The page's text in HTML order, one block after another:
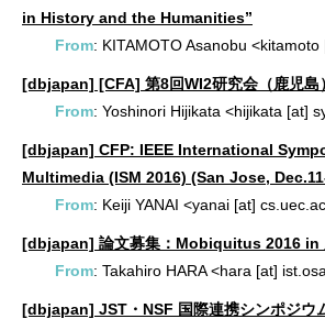
in History and the Humanities”
From: KITAMOTO Asanobu
[dbjapan] [CFA] 第8回WI2研究会（鹿児島）
From: Yoshinori Hijikata <hijikata [at]
[dbjapan] CFP: IEEE International
Multimedia (ISM 2016) (San Jose,
From: Keiji YANAI <yanai [at]
[dbjapan] 論文募集：Mobiquitus 2016 in
From: Takahiro HARA <hara [at]
[dbjapan] JST・NSF 国際連携シンポジウ